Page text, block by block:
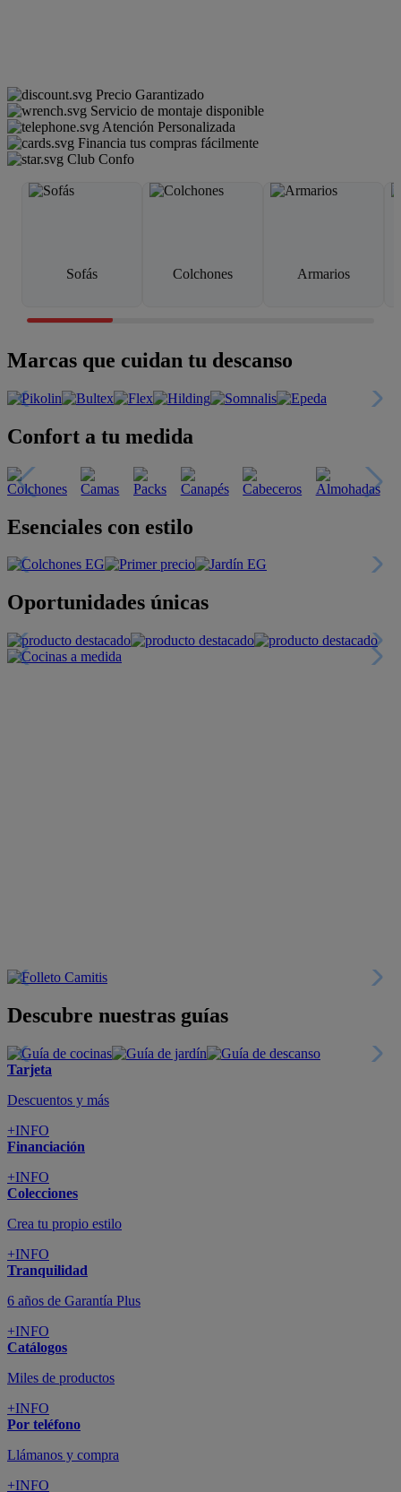
Precio Garantizado
Servicio de montaje disponible
Atención Personalizada
Financia tus compras fácilmente
Club Confo
Sofás Colchones Armarios
Marcas que cuidan tu descanso
Confort a tu medida
Esenciales con estilo
Oportunidades únicas
Descubre nuestras guías
Tarjeta
Descuentos y más
+INFO
Financiación
+INFO
Colecciones
Crea tu propio estilo
+INFO
Tranquilidad
6 años de Garantía Plus
+INFO
Catálogos
Miles de productos
+INFO
Por teléfono
Llámanos y compra
+INFO